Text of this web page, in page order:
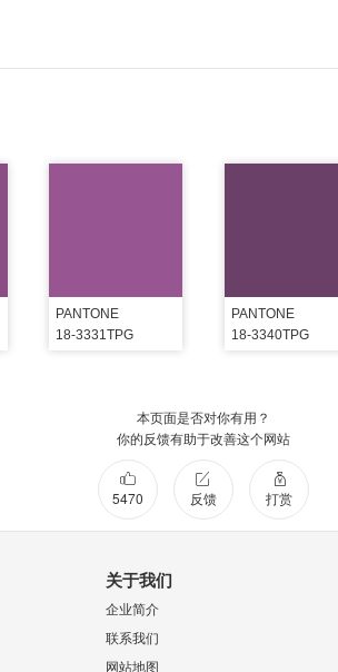
PANTONE
18-3331TPG
PANTONE
18-3340TPG
本页面是否对你有用？
你的反馈有助于改善这个网站
5470 反馈 打赏
关于我们
企业简介
联系我们
网站地图